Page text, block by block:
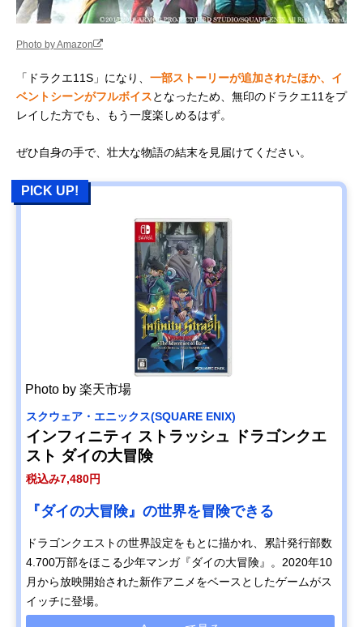
Photo by Amazon
「ドラクエ11S」になり、 一部ストーリーが追加されたほか、イ
ベントシーンがフルボイスとなったため、無印のドラクエ11をプ
レイした方でも、もう一度楽しめるはず。
ぜひ自身の手で、壮大な物語の結末を見届けてください。
PICK UP!
Photo by 楽天市場
スクウェア・エニックス(SQUARE ENIX)
インフィニティ ストラッシュ ドラゴンクエ
スト ダイの大冒険
税込み7,480円
『ダイの大冒険』の世界を冒険できる
ドラゴンクエストの世界設定をもとに描かれ、累計発行部数
4.700万部をほこる少年マンガ『ダイの大冒険』。2020年10
月から放映開始された新作アニメをベースとしたゲームがス
イッチに登場。